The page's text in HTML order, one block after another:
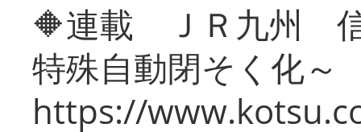
🔶連載 ＪＲ九州 信
特殊自動閉そく化～
https://